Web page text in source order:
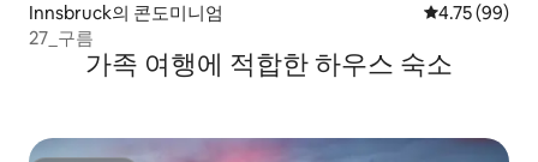
Innsbruck의 콘도미니엄 평점 4.75점(5
4.75 (99)
27_구름
가족 여행에 적합한 하우스 숙소